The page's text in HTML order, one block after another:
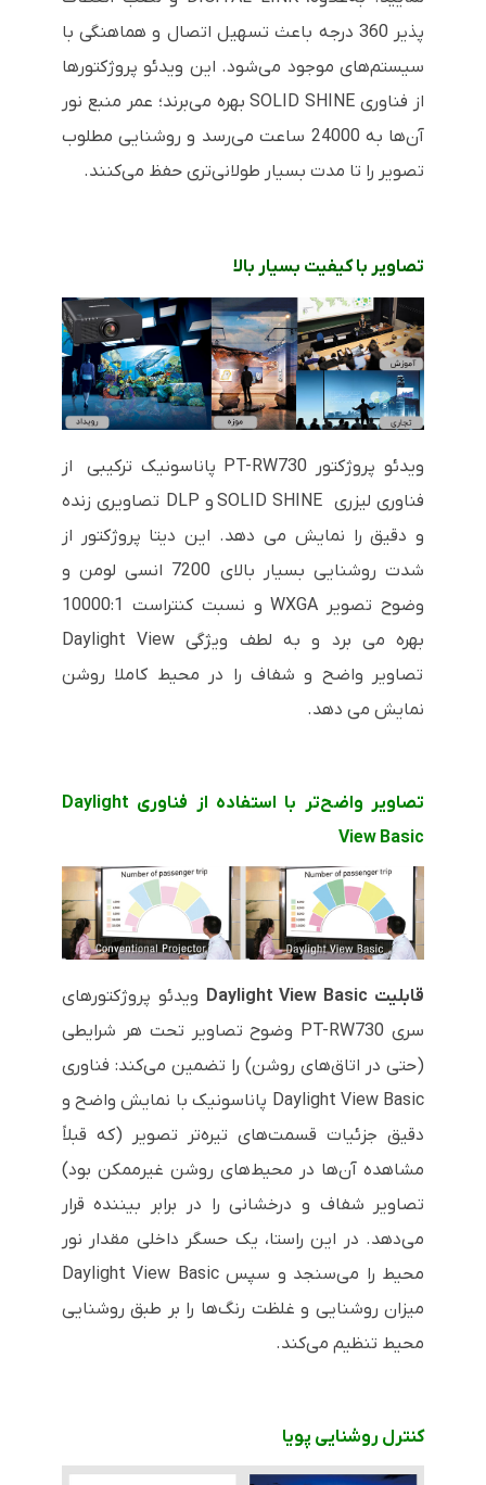
پذیر 360 درجه باعث تسهیل اتصال و هماهنگی با
سیستم‌های موجود می‌شود. این ویدئو پروژکتورها
از فناوری SOLID SHINEبهره می‌برند؛ عمر منبع نور
آن‌ها به 24000 ساعت می‌رسد و روشنایی مطلوب
تصویر را تا مدت بسیار طولانی‌تری حفظ می‌کنند.
تصاویر با کیفیت بسیار بالا
ویدئو پروژکتور PT-RW730 پاناسونیک ترکیبی از
فناوری لیزری SOLID SHINE و DLP تصاویری زنده
و دقیق را نمایش می دهد. این دیتا پروژکتور از
شدت روشنایی بسیار بالای 7200 انسی لومن و
وضوح تصویر WXGA
و نسبت کنتراست 10000:1
بهره می برد و به لطف ویژگی Daylight View
تصاویر واضح و شفاف را در محیط کاملا روشن
نمایش می دهد.
تصاویر واضح‌تر با استفاده از فناوری Daylight
View Basic
قابلیت Daylight View Basic ویدئو پروژکتورهای
سری PT-RW730 وضوح تصاویر تحت هر شرایطی
(حتی در اتاق‌های روشن) را تضمین می‌کند: فناوری
Daylight View Basic پاناسونیک با نمایش واضح و
دقیق جزئیات قسمت‌های تیره‌تر تصویر (که قبلاً
مشاهده آن‌ها در محیط‌های روشن غیرممکن بود)
تصاویر شفاف و درخشانی را در برابر بیننده قرار
می‌دهد. در این راستا، یک حسگر داخلی مقدار نور
محیط را می‌سنجد و سپسDaylight View Basic
میزان روشنایی و غلظت رنگ‌ها را بر طبق روشنایی
محیط تنظیم می‌کند.
کنترل روشنایی پویا